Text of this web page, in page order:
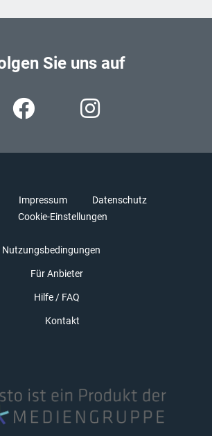
Sie uns auf
Impressum
Datenschutz
Cookie-Einstellungen
Nutzungsbedingungen
Für Anbieter
Hilfe / FAQ
Kontakt